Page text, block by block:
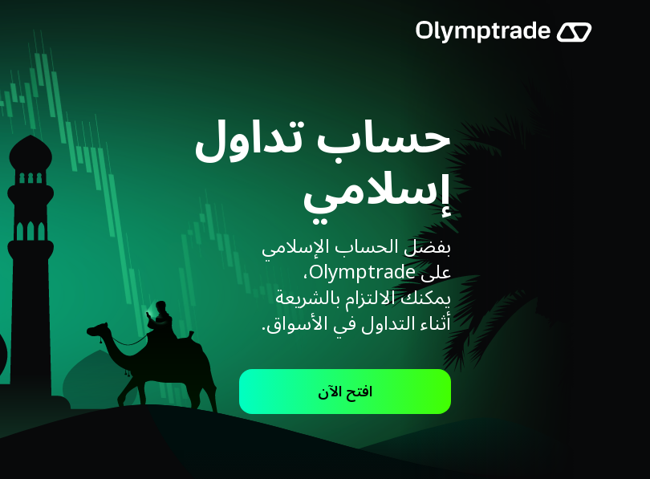
حساب تداول
إسلامي
بفضل الحساب الإسلامي
على Olymptrade،
يمكنك الالتزام بالشريعة
أثناء التداول في الأسواق.
افتح الآن